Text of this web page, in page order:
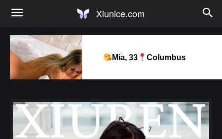
Xiunice.com
Mia, 33 Columbus